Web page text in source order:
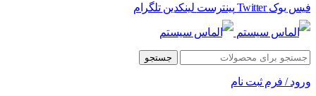
فیس بوک Twitter پینترست لینکدین تلگرام
جستجو
ورود / فرم ثبت نام